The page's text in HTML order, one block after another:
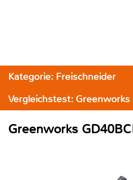
Kategorie: Freischneider
Vergleichstest: Greenworks
Greenworks